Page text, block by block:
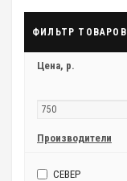
ФИЛЬТР ТОВАРОВ
Цена, р.
Производители
СЕВЕР